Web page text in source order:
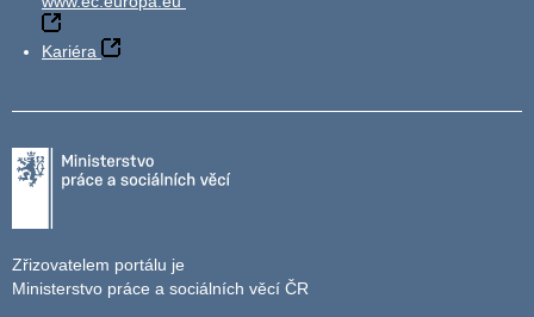
Kariéra
Zřizovatelem portálu je
Ministerstvo práce a sociálních věcí ČR